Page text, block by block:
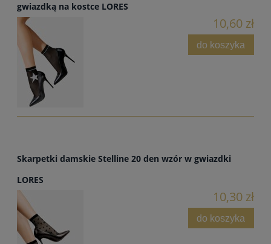
gwiazdką na kostce LORES
10,60 zł
do koszyka
Skarpetki damskie Stelline 20 den wzór w gwiazdki
LORES
10,30 zł
do koszyka